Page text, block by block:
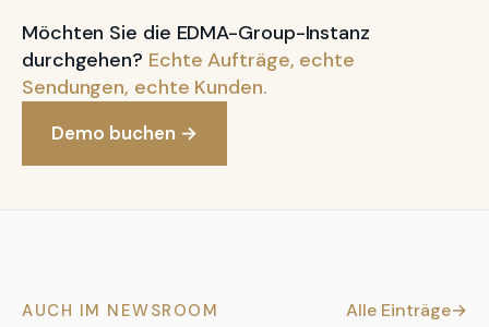
Möchten Sie die EDMA-Group-Instanz
durchgehen? Echte Aufträge, echte
Sendungen, echte Kunden.
Demo buchen →
AUCH IM NEWSROOM Alle Einträge→